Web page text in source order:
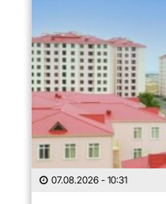
07.08.2026 - 10:31